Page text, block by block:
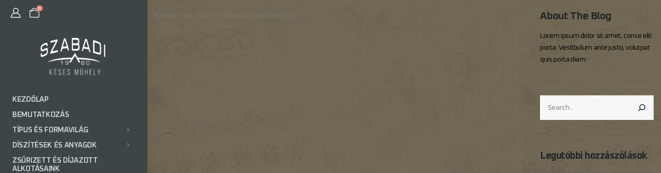
0
KEZDŐLAP
BEMUTATKOZÁS
TÍPUS ÉS FORMAVILÁG
DÍSZÍTÉSEK ÉS ANYAGOK
ZSŰRIZETT ÉS DÍJAZOTT
ALKOTÁSAINK
It seems we can't find what you're looking for. About The Blog
Lorem ipsum dolor sit amet, conse elit
porta. Vestibulum ante justo, volutpat
quis porta diam.
Legutóbbi hozzászólások